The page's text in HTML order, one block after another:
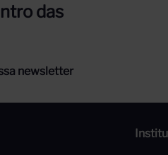
das
newsletter